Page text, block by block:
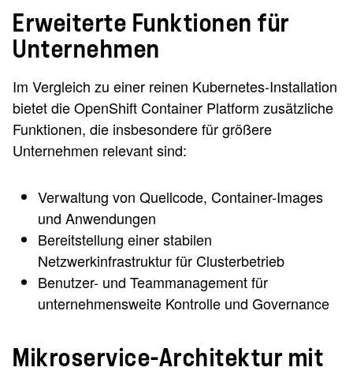
Erweiterte Funktionen für
Unternehmen
Im Vergleich zu einer reinen Kubernetes-Installation
bietet die OpenShift Container Platform zusätzliche
Funktionen, die insbesondere für größere
Unternehmen relevant sind:
Verwaltung von Quellcode, Container-Images
und Anwendungen
Bereitstellung einer stabilen
Netzwerkinfrastruktur für Clusterbetrieb
Benutzer- und Teammanagement für
unternehmensweite Kontrolle und Governance
Mikroservice-Architektur mit